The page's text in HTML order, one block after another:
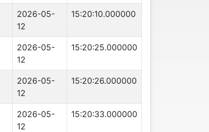
2026-05-
12
15:20:10.000000
2026-05-
12
15:20:25.000000
2026-05-
12
15:20:26.000000
2026-05-
12
15:20:33.000000